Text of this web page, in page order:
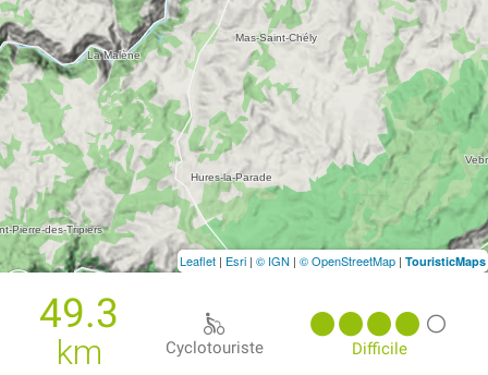
49.3
km Cyclotouriste Difficile
Leaflet | Esri | © IGN | © OpenStreetMap | TouristicMaps